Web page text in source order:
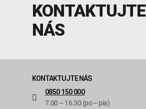
KONTAKTUJTE
NÁS
KONTAKTUJTE NÁS
0850 150 000
7.00 – 16.30 (po – pia)